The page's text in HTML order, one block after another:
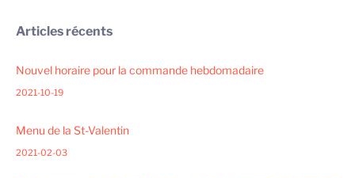
Articles récents
Nouvel horaire pour la commande hebdomadaire
2021-10-19
Menu de la St-Valentin
2021-02-03